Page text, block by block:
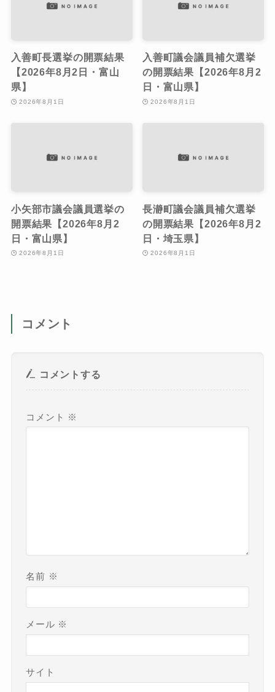
入善町長選挙の開票結果
【2026年8月2日・富山
県】
2026年8月1日
入善町議会議員補欠選挙
の開票結果【2026年8月2
日・富山県】
2026年8月1日
小矢部市議会議員選挙の
開票結果【2026年8月2
日・富山県】
2026年8月1日
長瀞町議会議員補欠選挙
の開票結果【2026年8月2
日・埼玉県】
2026年8月1日
コメント
コメントする
コメント ※
名前 ※
メール ※
サイト